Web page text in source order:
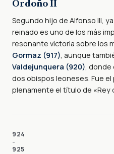
Ordoño II
Segundo hijo de Alfonso III,
reinado es uno de los más
resonante victoria sobre los
Gormaz (917) , aunque
Valdejunquera (920) ,
dos obispos leoneses. Fue
plenamente el título de «Rey
924
–
925